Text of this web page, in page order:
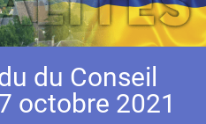
du Conseil
octobre 2021